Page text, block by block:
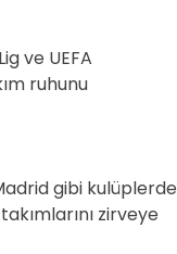
ve UEFA
ruhunu
gibi kulüplerde
zirveye